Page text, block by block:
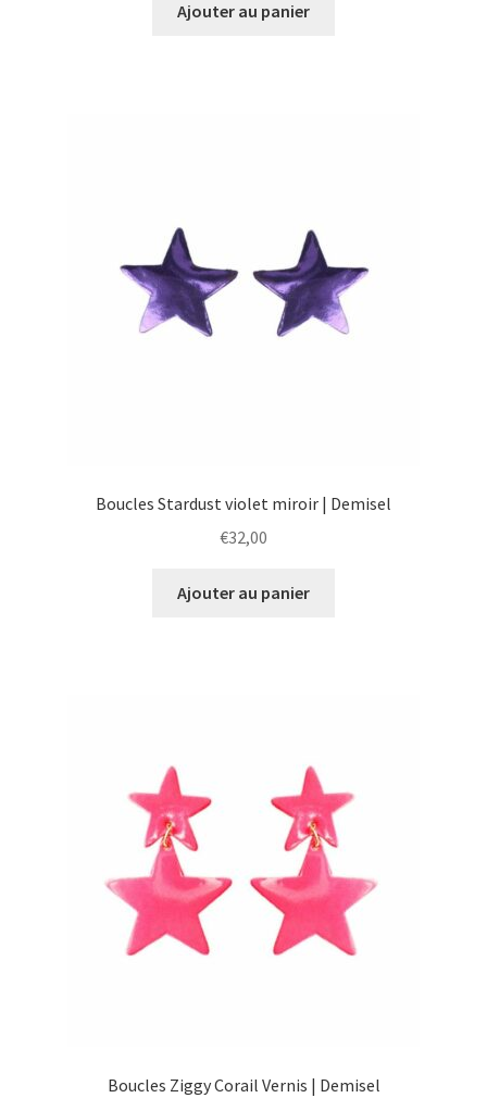
Ajouter au panier
Boucles Stardust violet miroir | Demisel
€32,00
Ajouter au panier
Boucles Ziggy Corail Vernis | Demisel